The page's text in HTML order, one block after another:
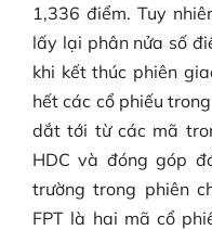
1,336 điểm. Tuy
lấy lại phân nửa số
khi kết thúc phiên
hết các cổ phiếu
dắt tới từ các mã
HDC và đóng góp
trường trong phiên
FPT là hai mã cổ